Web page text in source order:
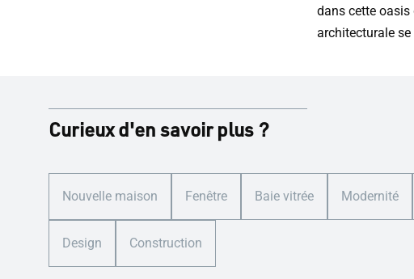
dans cette oasis
architecturale
Curieux d'en savoir plus ?
Nouvelle maison Fenêtre Baie vitrée Modernité
Design Construction